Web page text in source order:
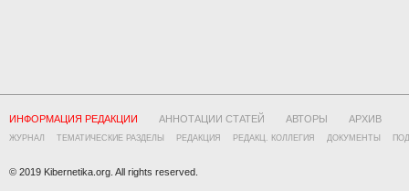
ИНФОРМАЦИЯ РЕДАКЦИИ АННОТАЦИИ СТАТЕЙ АВТОРЫ АРХИВ
ЖУРНАЛ ТЕМАТИЧЕСКИЕ РАЗДЕЛЫ РЕДАКЦИЯ РЕДАКЦ. КОЛЛЕГИЯ ДОКУМЕНТЫ
© 2019 Kibernetika.org. All rights reserved.